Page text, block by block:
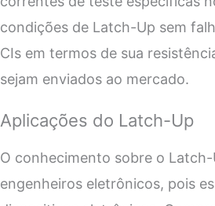
condições de Latch-Up sem
CIs em termos de sua
sejam enviados ao mercado.
Aplicações do Latch-Up
O conhecimento sobre o
engenheiros eletrônicos, pois